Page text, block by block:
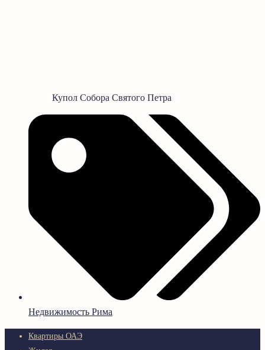
Купол Собора Святого Петра
Недвижимость Рима
Квартиры ОАЭ